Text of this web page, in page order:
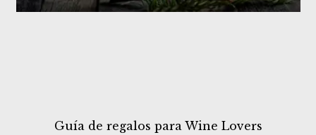
Guía de regalos para Wine Lovers